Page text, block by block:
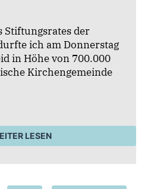
Stiftungsrates der
ich am Donnerstag
in Höhe von 700.000
Kirchengemeinde
LESEN